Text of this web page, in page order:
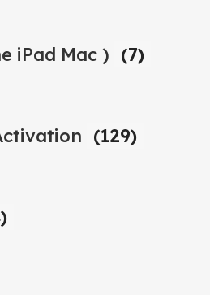
iPad Mac ) (7)
(129)